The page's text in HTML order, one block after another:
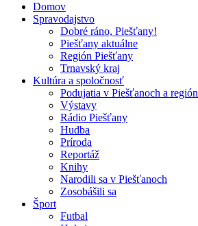
Domov
Spravodajstvo
Dobré ráno, Piešťany!
Piešťany aktuálne
Región Piešťany
Trnavský kraj
Kultúra a spoločnosť
Podujatia v Piešťanoch a región
Výstavy
Rádio Piešťany
Hudba
Príroda
Reportáž
Knihy
Narodili sa v Piešťanoch
Zosobášili sa
Šport
Futbal